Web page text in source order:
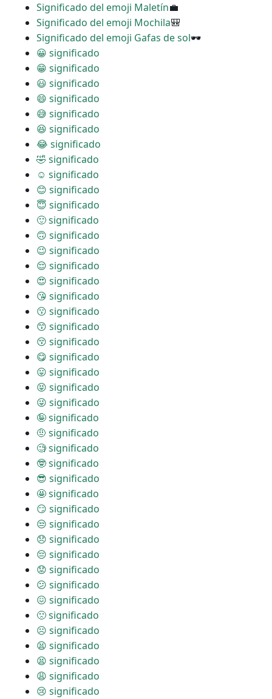
Significado del emoji Maletín💼
Significado del emoji Mochila🎒
Significado del emoji Gafas de sol🕶
😀 significado
😁 significado
😃 significado
😄 significado
😅 significado
😆 significado
😂 significado
🤣 significado
☺ significado
😊 significado
😇 significado
🙂 significado
🙃 significado
😉 significado
😌 significado
😍 significado
😘 significado
😗 significado
😙 significado
😚 significado
😋 significado
😛 significado
😝 significado
😜 significado
🤪 significado
🤨 significado
🧐 significado
🤓 significado
😎 significado
🤩 significado
😏 significado
😒 significado
😞 significado
😔 significado
😟 significado
😕 significado
😖 significado
🙁 significado
☹ significado
😫 significado
😫 significado
😩 significado
😢 significado